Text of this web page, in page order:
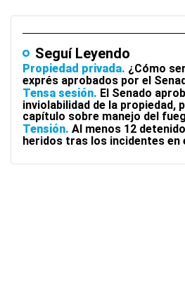
Seguí Leyendo
Propiedad privada ¿Cómo
exprés aprobados por el
Tensa sesión El Senado
inviolabilidad de la propiedad,
capítulo sobre manejo del
Tensión Al menos 12
heridos tras los incidentes en